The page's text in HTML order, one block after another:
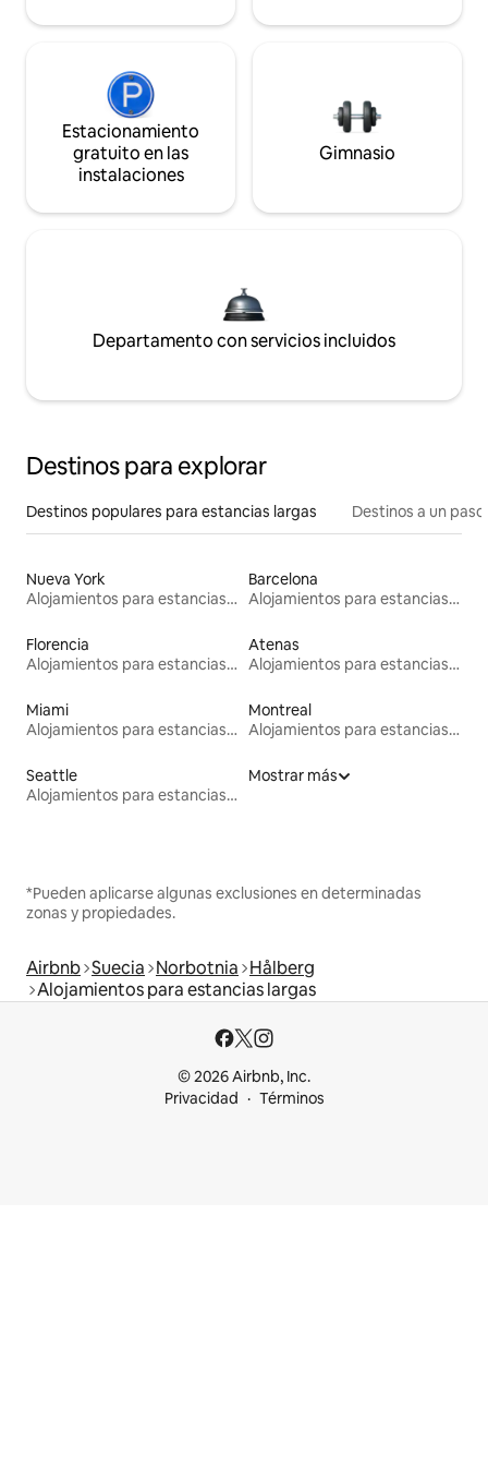
Estacionamiento
gratuito en las
instalaciones
Gimnasio
Departamento con servicios incluidos
Destinos para explorar
Destinos populares para estancias largas Destinos a un
Nueva York
Alojamientos para estancias largas
Barcelona
Alojamientos para estancias largas
Florencia
Alojamientos para estancias largas
Atenas
Alojamientos para estancias largas
Miami
Alojamientos para estancias largas
Montreal
Alojamientos para estancias largas
Seattle
Alojamientos para estancias largas
Mostrar más
*Pueden aplicarse algunas exclusiones en determinadas
zonas y propiedades.
Airbnb Suecia Norbotnia Hålberg
Alojamientos para estancias largas
© 2026 Airbnb, Inc.
Privacidad
Términos